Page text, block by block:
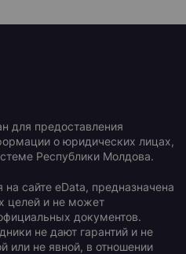
для предоставления
о юридических лицах,
Республики Молдова.
сайте eData, предназначена
целей и не может
документов.
не дают гарантий и не
или не явной, в отношении